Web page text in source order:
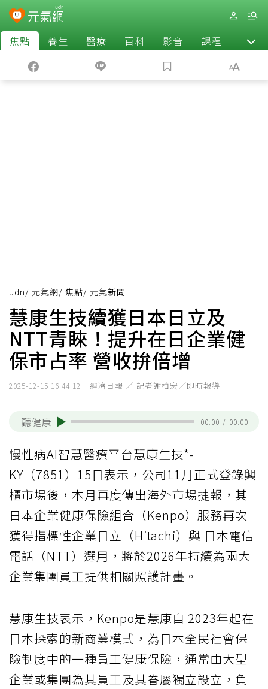
焦點 養生 醫療 百科 影音 課程 退休
udn/ 元氣網/ 焦點/ 元氣新聞
慧康生技續獲日本日立及
NTT青睞！提升在日企業健
保市占率 營收拚倍增
2025-12-15 16:44:12 經濟日報 ／ 記者謝柏宏／即時報導
聽健康 00:00 / 00:00
慢性病AI智慧醫療平台慧康生技*-
KY（7851）15日表示，公司11月正式登錄興
櫃市場後，本月再度傳出海外市場捷報，其
日本企業健康保險組合（Kenpo）服務再次
獲得指標性企業日立（Hitachi）與 日本電信
電話（NTT）選用，將於2026年持續為兩大
企業集團員工提供相關照護計畫。
慧康生技表示，Kenpo是慧康自 2023年起在
日本探索的新商業模式，為日本全民社會保
險制度中的一種員工健康保險，通常由大型
企業或集團為其員工及其眷屬獨立設立，負